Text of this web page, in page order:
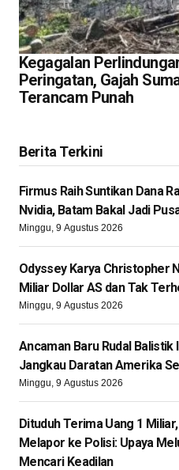
Kegagalan
Peringatan, Gajah
Terancam Punah
Berita Terkini
Firmus Raih Suntikan Dana
Nvidia, Batam Bakal Jadi
Minggu, 9 Agustus 2026
Odyssey Karya Christopher
Miliar Dollar AS dan Tak
Minggu, 9 Agustus 2026
Ancaman Baru Rudal Balistik
Jangkau Daratan Amerika
Minggu, 9 Agustus 2026
Dituduh Terima Uang 1
Melapor ke Polisi: Upaya
Mencari Keadilan